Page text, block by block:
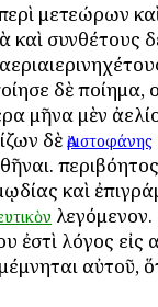
μετεώρων
συνθέτους
δὲ ποίημα,
μῆνα μὲν
δὲ Ἀριστοφάνης
καὶ
λεγόμενον.
ἐστὶ λόγος εἰς
μέμνηται αὐτοῦ,